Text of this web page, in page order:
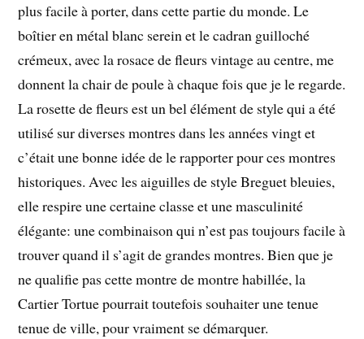
plus facile à porter, dans cette partie du monde. Le
boîtier en métal blanc serein et le cadran guilloché
crémeux, avec la rosace de fleurs vintage au centre, me
donnent la chair de poule à chaque fois que je le regarde.
La rosette de fleurs est un bel élément de style qui a été
utilisé sur diverses montres dans les années vingt et
c’était une bonne idée de le rapporter pour ces montres
historiques. Avec les aiguilles de style Breguet bleuies,
elle respire une certaine classe et une masculinité
élégante: une combinaison qui n’est pas toujours facile à
trouver quand il s’agit de grandes montres. Bien que je
ne qualifie pas cette montre de montre habillée, la
Cartier Tortue pourrait toutefois souhaiter une tenue
tenue de ville, pour vraiment se démarquer.